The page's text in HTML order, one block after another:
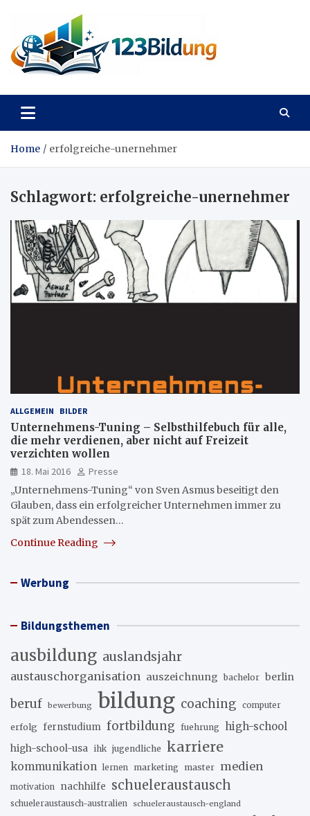
content
123Bildung
Home erfolgreiche-unernehmer
Schlagwort: erfolgreiche-unernehmer
ALLGEMEIN BILDER
Unternehmens-Tuning – Selbsthilfebuch für alle,
die mehr verdienen, aber nicht auf Freizeit
verzichten wollen
18. Mai 2016
Presse
„Unternehmens-Tuning“ von Sven Asmus beseitigt den
Glauben, dass ein erfolgreicher Unternehmen immer zu
spät zum Abendessen…
Continue Reading
Werbung
Bildungsthemen
ausbildung auslandsjahr
austauschorganisation auszeichnung bachelor berlin
beruf bewerbung bildung coaching computer
erfolg fernstudium fortbildung fuehrung high-school
high-school-usa ihk jugendliche karriere
kommunikation lernen marketing master medien
motivation nachhilfe schueleraustausch
schueleraustausch-australien schueleraustausch-england